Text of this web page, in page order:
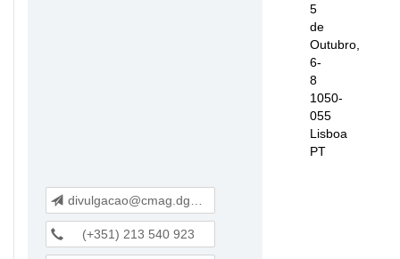
5
de
Outubro,
6-
8
1050-
055
Lisboa
PT
divulgacao@cmag.dgpc.pt
(+351) 213 540 923